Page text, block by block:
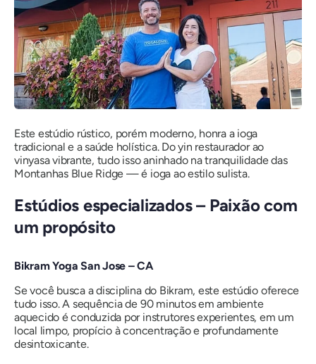
Este estúdio rústico, porém moderno, honra a ioga
tradicional e a saúde holística. Do yin restaurador ao
vinyasa vibrante, tudo isso aninhado na tranquilidade das
Montanhas Blue Ridge — é ioga ao estilo sulista.
Estúdios especializados – Paixão com
um propósito
Bikram Yoga San Jose – CA
Se você busca a disciplina do Bikram, este estúdio oferece
tudo isso. A sequência de 90 minutos em ambiente
aquecido é conduzida por instrutores experientes, em um
local limpo, propício à concentração e profundamente
desintoxicante.